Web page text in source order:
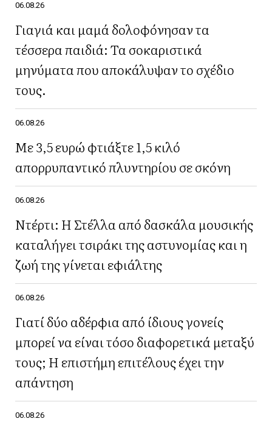
06.08.26
Γιαγιά και μαμά δολοφόνησαν τα
τέσσερα παιδιά: Τα σοκαριστικά
μηνύματα που αποκάλυψαν το σχέδιο
τους.
06.08.26
Με 3,5 ευρώ φτιάξτε 1,5 κιλό
απορρυπαντικό πλυντηρίου σε σκόνη
06.08.26
Ντέρτι: Η Στέλλα από δασκάλα μουσικής
καταλήγει τσιράκι της αστυνομίας και η
ζωή της γίνεται εφιάλτης
06.08.26
Γιατί δύο αδέρφια από ίδιους γονείς
μπορεί να είναι τόσο διαφορετικά μεταξύ
τους; Η επιστήμη επιτέλους έχει την
απάντηση
06.08.26